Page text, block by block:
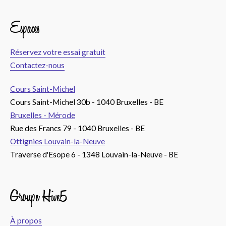
Espaces
Réservez votre essai gratuit
Contactez-nous
Cours Saint-Michel
Cours Saint-Michel 30b - 1040 Bruxelles - BE
Bruxelles - Mérode
Rue des Francs 79 - 1040 Bruxelles - BE
Ottignies Louvain-la-Neuve
Traverse d'Esope 6 - 1348 Louvain-la-Neuve - BE
Groupe Hive5
À propos